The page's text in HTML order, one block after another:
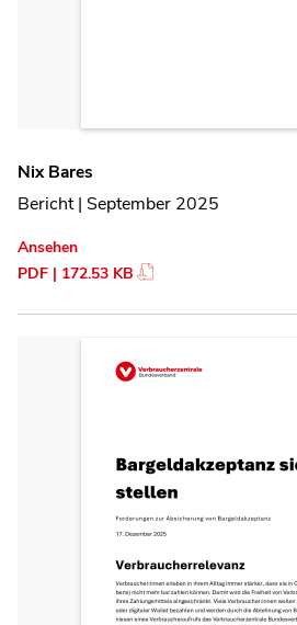
Nix Bares
Bericht | September 2025
Ansehen
PDF | 172.53 KB